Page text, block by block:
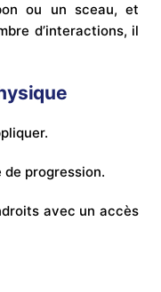
ou un sceau, et
d’interactions, il
progression.
avec un accès